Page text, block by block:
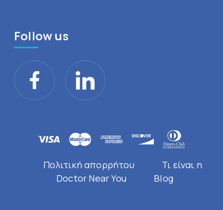
Follow us
Πολιτική απορρήτου
Τι είναι η
Doctor Near You
Blog